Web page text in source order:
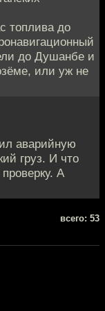
топлива до
до Душанбе и
или уж не
аварийную
груз. И что
А
всего: 53